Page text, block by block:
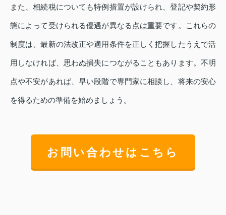
また、相続税についても特例措置が設けられ、登記や契約形
態によって受けられる優遇が異なる点は重要です。これらの
制度は、最新の法改正や適用条件を正しく把握したうえで活
用しなければ、思わぬ損失につながることもあります。不明
点や不安があれば、早い段階で専門家に相談し、将来の安心
を得るための準備を始めましょう。
お問い合わせはこちら